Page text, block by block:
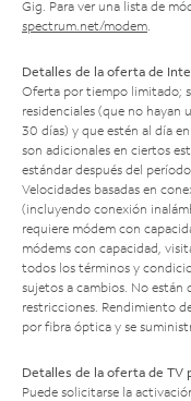
Gig. Para ver una lista de
spectrum.net/modem
Detalles de la oferta de
Oferta por tiempo limitado;
residenciales (que no
30 días) y que estén al día
son adicionales en ciertos
estándar después del
Velocidades basadas en
(incluyendo conexión
requiere módem con
módems con capacidad,
todos los términos y
sujetos a cambios. No están
restricciones. Rendimiento
por fibra óptica y se
Detalles de la oferta de TV
Puede solicitarse la